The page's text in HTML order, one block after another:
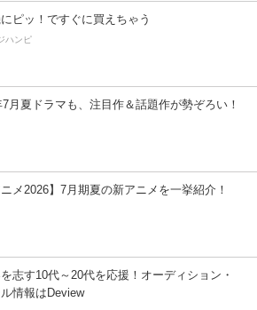
ピッ！ですぐに買えちゃう
ハンピ
7月夏ドラマも、注目作＆話題作が勢ぞろい！
ニメ2026】7月期夏の新アニメを一挙紹介！
志す10代～20代を応援！オーディション・
情報はDeview